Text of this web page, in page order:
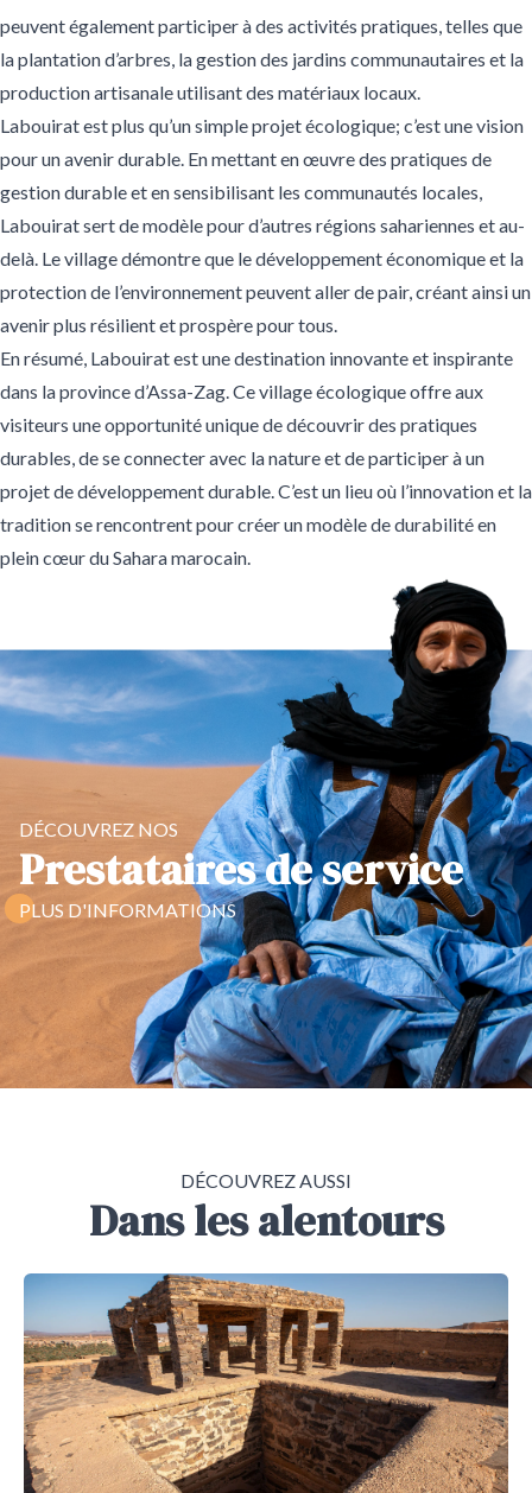
peuvent également participer à des activités pratiques, telles que
la plantation d’arbres, la gestion des jardins communautaires et la
production artisanale utilisant des matériaux locaux.
Labouirat est plus qu’un simple projet écologique; c’est une vision
pour un avenir durable. En mettant en œuvre des pratiques de
gestion durable et en sensibilisant les communautés locales,
Labouirat sert de modèle pour d’autres régions sahariennes et au-
delà. Le village démontre que le développement économique et la
protection de l’environnement peuvent aller de pair, créant ainsi un
avenir plus résilient et prospère pour tous.
En résumé, Labouirat est une destination innovante et inspirante
dans la province d’Assa-Zag. Ce village écologique offre aux
visiteurs une opportunité unique de découvrir des pratiques
durables, de se connecter avec la nature et de participer à un
projet de développement durable. C’est un lieu où l’innovation et la
tradition se rencontrent pour créer un modèle de durabilité en
plein cœur du Sahara marocain.
DÉCOUVREZ NOS
Prestataires de service
PLUS D'INFORMATIONS
DÉCOUVREZ AUSSI
Dans les alentours